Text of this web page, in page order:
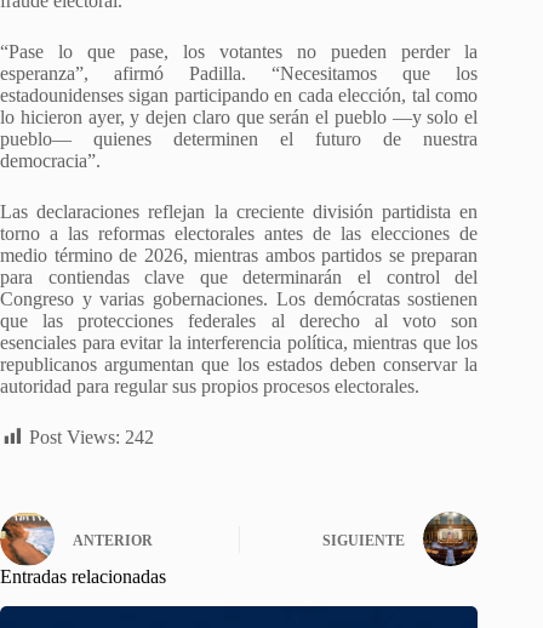
“Pase lo que pase, los votantes no pueden perder la
esperanza”, afirmó Padilla. “Necesitamos que los
estadounidenses sigan participando en cada elección, tal como
lo hicieron ayer, y dejen claro que serán el pueblo —y solo el
pueblo— quienes determinen el futuro de nuestra
democracia”.
Las declaraciones reflejan la creciente división partidista en
torno a las reformas electorales antes de las elecciones de
medio término de 2026, mientras ambos partidos se preparan
para contiendas clave que determinarán el control del
Congreso y varias gobernaciones. Los demócratas sostienen
que las protecciones federales al derecho al voto son
esenciales para evitar la interferencia política, mientras que los
republicanos argumentan que los estados deben conservar la
autoridad para regular sus propios procesos electorales.
Post Views: 242
ANTERIOR SIGUIENTE
Entradas relacionadas